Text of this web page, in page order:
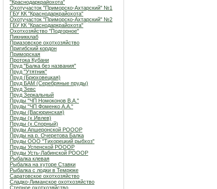
"Краснодаркрайохота"
Охотучасток "Приморско-Ахтарский" №1
ГБУ КК "Краснодаркрайохота"
Охотучасток "Приморско-Ахтарский" №2
ГБУ КК "Краснодаркрайохота"
Охотхозяйство "Подгорное"
Пикникклаб
Приазовское охотхозяйство
Пригибский кордон
Приморская
Протока Кубани
Пруд "Балка без названия"
Пруд "Утятник"
Пруд (Брюховецкая)
Пруд БАМ (Серебряные пруды)
Пруд Зевс
Пруд Зеркальный
Пруды "ЧП Номоконов В.А."
Пруды "ЧП Фоменко А.А."
Пруды (Васюринская)
Пруды (х.Ивлев)
Пруды (х.Спорный)
Пруды Апшеронской РОООР
Пруды на р. Очеретова Балка
Пруды ООО "Тихорецкий рыбхоз"
Пруды Успенской РОООР
Пруды Усть-Лабинской РОООР
Рыбалка клевая
Рыбалка на хуторе Ставки
Рыбалка с лодки в Темрюке
Саратовское охотхозяйство
Сладко-Лиманское охотхозяйство
Степное охотхозяйство